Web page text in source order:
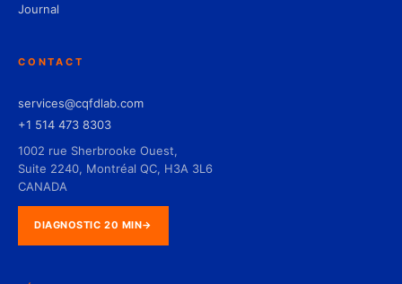
Journal
CONTACT
services@cqfdlab.com
+1 514 473 8303
1002 rue Sherbrooke Ouest,
Suite 2240, Montréal QC, H3A 3L6
CANADA
DIAGNOSTIC 20 MIN→